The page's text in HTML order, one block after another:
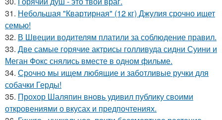
31. Небольшая "Квартирная" (12 кг) Джулия срочно ищет
семью!
32. В Швеции водителям платили за соблюдение правил.
33. Две самые горячие актрисы голливуда сидни Суини и
Меган Фокс снялись вместе в одном фильме.
34. Срочно мы ищем любящие и заботливые ручки для
собачки Герды!
35. Прохор Шаляпин вновь удивил публику своими
откровениями о вкусах и предпочтениях.